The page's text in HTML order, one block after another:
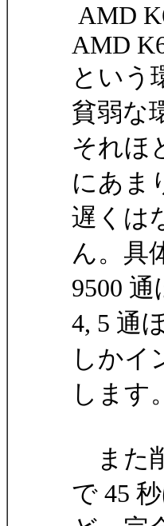
AMD
AMD
という
貧弱な
それほ
にあま
遅くは
ん。具
9500
4, 5 通
しかイ
します。
また
で 45